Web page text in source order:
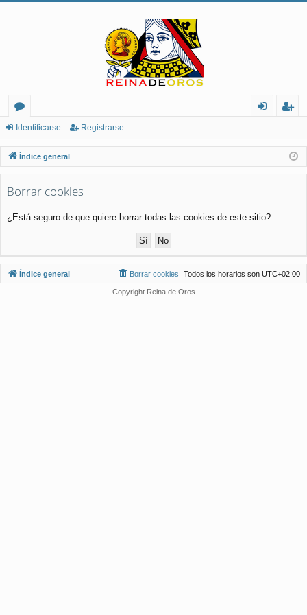
or
os
nt
ifi
rs
ist
ra
Identificarse Registrarse
Índice general
Borrar cookies
¿Está seguro de que quiere borrar todas las cookies de este sitio?
Índice general Todos los horarios son UTC+02:00
Borrar cookies
Copyright Reina de Oros